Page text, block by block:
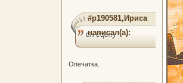
#p190581,Ириса
написал(а):
он сцену
Опечатка.